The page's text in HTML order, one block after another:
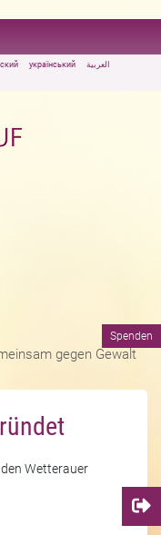
український
العربية
gegen Gewalt
Wetterauer
Spenden